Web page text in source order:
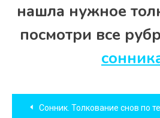
нашла нужное
посмотри все
Навигация
Сонник. Толкование снов по